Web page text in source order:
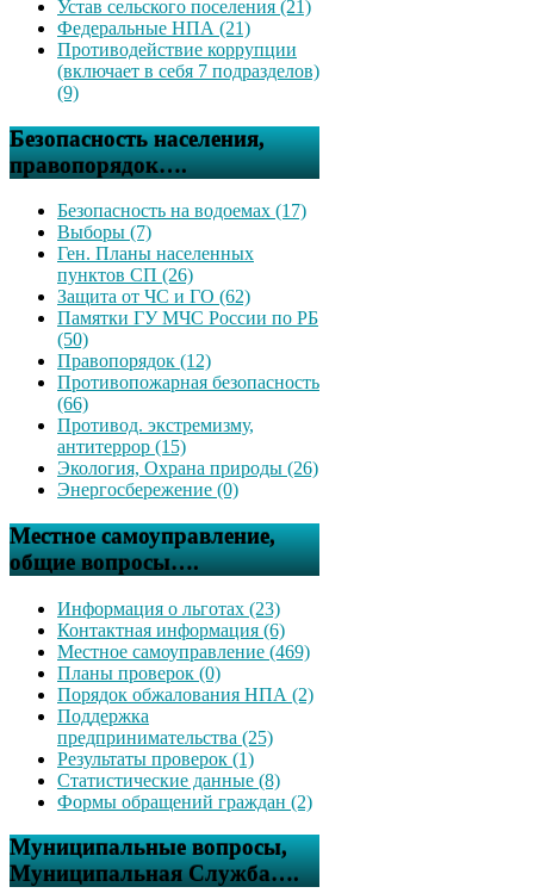
Устав сельского поселения (21)
Федеральные НПА (21)
Противодействие коррупции
(включает в себя 7 подразделов)
(9)
Безопасность населения,
правопорядок….
Безопасность на водоемах (17)
Выборы (7)
Ген. Планы населенных
пунктов СП (26)
Защита от ЧС и ГО (62)
Памятки ГУ МЧС России по РБ
(50)
Правопорядок (12)
Противопожарная безопасность
(66)
Противод. экстремизму,
антитеррор (15)
Экология, Охрана природы (26)
Энергосбережение (0)
Местное самоуправление,
общие вопросы….
Информация о льготах (23)
Контактная информация (6)
Местное самоуправление (469)
Планы проверок (0)
Порядок обжалования НПА (2)
Поддержка
предпринимательства (25)
Результаты проверок (1)
Статистические данные (8)
Формы обращений граждан (2)
Муниципальные вопросы,
Муниципальная Служба….